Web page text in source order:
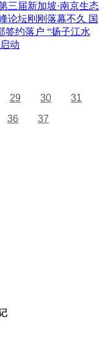
三届新加坡·南京生态
论坛刚刚落幕不久 国
签约落户 “扬子江水
动
29 30
31
36 37